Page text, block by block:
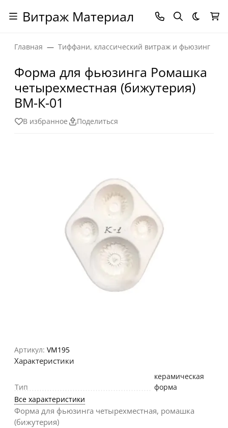
Витраж Материал Темная
Главная Тиффани, классический витраж и фьюзинг
Форма для фьюзинга Ромашка
четырехместная (бижутерия)
ВМ-К-01
В избранное Поделиться
Артикул: VM195
Характеристики
Тип
керамическая
форма
Все характеристики
Форма для фьюзинга четырехместная, ромашка
(бижутерия)